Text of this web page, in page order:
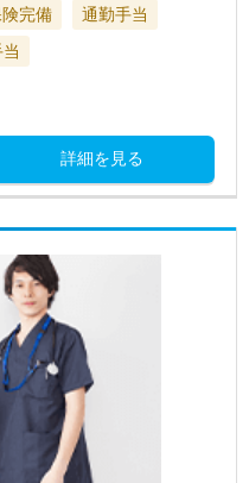
完備
通勤手当
詳細を見る